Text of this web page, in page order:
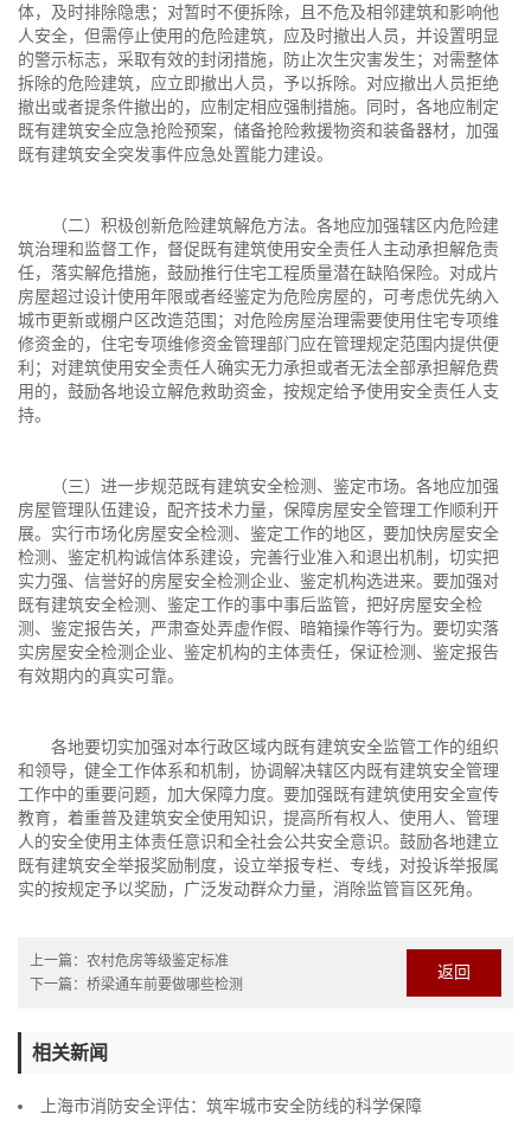
体，及时排除隐患；对暂时不便拆除，且不危及相邻建筑和影响他
人安全，但需停止使用的危险建筑，应及时撤出人员，并设置明显
的警示标志，采取有效的封闭措施，防止次生灾害发生；对需整体
拆除的危险建筑，应立即撤出人员，予以拆除。对应撤出人员拒绝
撤出或者提条件撤出的，应制定相应强制措施。同时，各地应制定
既有建筑安全应急抢险预案，储备抢险救援物资和装备器材，加强
既有建筑安全突发事件应急处置能力建设。
（二）积极创新危险建筑解危方法。各地应加强辖区内危险建
筑治理和监督工作，督促既有建筑使用安全责任人主动承担解危责
任，落实解危措施，鼓励推行住宅工程质量潜在缺陷保险。对成片
房屋超过设计使用年限或者经鉴定为危险房屋的，可考虑优先纳入
城市更新或棚户区改造范围；对危险房屋治理需要使用住宅专项维
修资金的，住宅专项维修资金管理部门应在管理规定范围内提供便
利；对建筑使用安全责任人确实无力承担或者无法全部承担解危费
用的，鼓励各地设立解危救助资金，按规定给予使用安全责任人支
持。
（三）进一步规范既有建筑安全检测、鉴定市场。各地应加强
房屋管理队伍建设，配齐技术力量，保障房屋安全管理工作顺利开
展。实行市场化房屋安全检测、鉴定工作的地区，要加快房屋安全
检测、鉴定机构诚信体系建设，完善行业准入和退出机制，切实把
实力强、信誉好的房屋安全检测企业、鉴定机构选进来。要加强对
既有建筑安全检测、鉴定工作的事中事后监管，把好房屋安全检
测、鉴定报告关，严肃查处弄虚作假、暗箱操作等行为。要切实落
实房屋安全检测企业、鉴定机构的主体责任，保证检测、鉴定报告
有效期内的真实可靠。
各地要切实加强对本行政区域内既有建筑安全监管工作的组织
和领导，健全工作体系和机制，协调解决辖区内既有建筑安全管理
工作中的重要问题，加大保障力度。要加强既有建筑使用安全宣传
教育，着重普及建筑安全使用知识，提高所有权人、使用人、管理
人的安全使用主体责任意识和全社会公共安全意识。鼓励各地建立
既有建筑安全举报奖励制度，设立举报专栏、专线，对投诉举报属
实的按规定予以奖励，广泛发动群众力量，消除监管盲区死角。
上一篇： 农村危房等级鉴定标准
下一篇： 桥梁通车前要做哪些检测
返回
相关新闻
上海市消防安全评估：筑牢城市安全防线的科学保障